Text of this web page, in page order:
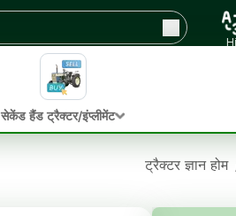
सेकेंड हैंड ट्रैक्टर/इंप्लीमेंट
ट्रैक्टर ज्ञान होम